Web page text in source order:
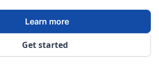
Get started
Learn more